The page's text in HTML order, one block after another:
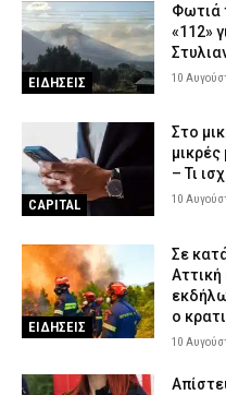
ΕΙΔΗΣΕΙΣ
Φωτιά
«112»
10
CAPITAL
Στο
– Τι
10
ΕΙΔΗΣΕΙΣ
Σε
Αττική
ο
10